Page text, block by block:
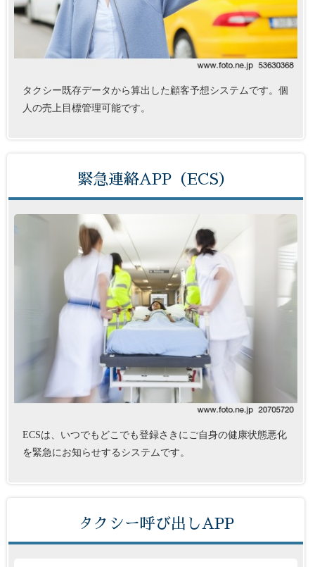
タクシー既存データから算出した顧客予想システムです。個
人の売上目標管理可能です。
緊急連絡APP（ECS）
ECSは、いつでもどこでも登録さきにご自身の健康状態悪化
を緊急にお知らせするシステムです。
タクシー呼び出しAPP